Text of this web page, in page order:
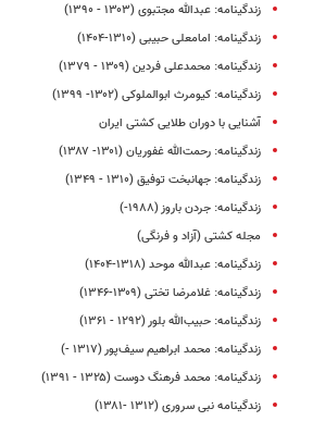
زندگینامه: عبدالله مجتبوی (۱۳۰۳ - ۱۳۹۰)
زندگینامه: امامعلی حبیبی (۱۳۱۰-۱۴۰۴)
زندگینامه: محمدعلی فردین (۱۳۰۹ - ۱۳۷۹)
زندگینامه: کیومرث ابوالملوکی (۱۳۰۲- ۱۳۹۹)
آشنایی با دوران طلایی کشتی ایران
زندگینامه: رحمت‌الله غفوریان (۱۳۰۱- ۱۳۸۷)
زندگینامه: جهانبخت توفیق (۱۳۱۰ - ۱۳۴۹)
زندگینامه: جردن باروز (۱۹۸۸-)
مجله کشتی (آزاد و فرنگی)
زندگینامه: عبدالله موحد (۱۳۱۸-۱۴۰۴)
زندگینامه: غلامرضا تختی (۱۳۰۹-۱۳۴۶)
زندگینامه: حبیب‌الله بلور (۱۲۹۲ - ۱۳۶۱)
زندگینامه: محمد ابراهیم سیف‌پور (۱۳۱۷ -)
زندگینامه: محمد فرهنگ‌ دوست (۱۳۲۵ - ۱۳۹۱)
زندگینامه نبی سروری (۱۳۱۲ -۱۳۸۱)